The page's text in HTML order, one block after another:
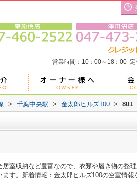
営業時間：10：00～18：00
> 千葉中央駅 > 金太郎ヒルズ100 > 801
室収納など豊富なので、衣類や履き物の整
す。新着情報：金太郎ヒルズ100の空室情